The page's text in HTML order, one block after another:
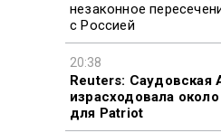
незаконное
с Россией
20:38
Reuters: Саудовская
израсходовала около
для Patriot